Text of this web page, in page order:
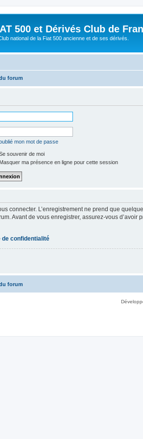
500 et Dérivés Club de
national de la Fiat 500 ancienne et de ses dérivés.
forum
mon mot de passe
souvenir de moi
Masquer ma présence en ligne pour cette session
connecter. L’enregistrement ne prend que
Avant de vous enregistrer, assurez-vous
de confidentialité
forum